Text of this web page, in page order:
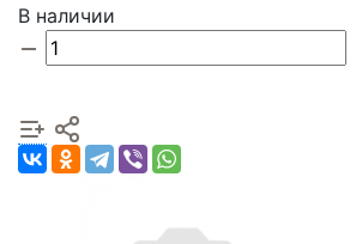
В наличии